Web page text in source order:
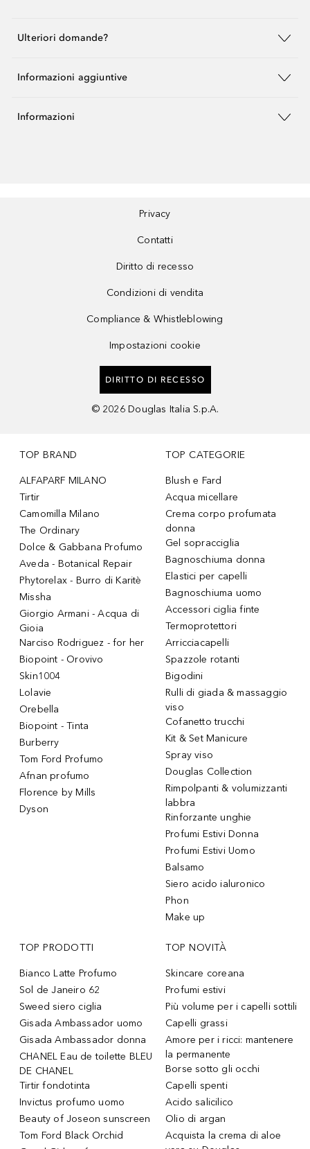
Ulteriori domande?
Informazioni aggiuntive
Informazioni
Privacy
Contatti
Diritto di recesso
Condizioni di vendita
Compliance & Whistleblowing
Impostazioni cookie
DIRITTO DI RECESSO
© 2026 Douglas Italia S.p.A.
TOP BRAND
ALFAPARF MILANO
Tirtir
Camomilla Milano
The Ordinary
Dolce & Gabbana Profumo
Aveda - Botanical Repair
Phytorelax - Burro di Karitè
Missha
Giorgio Armani - Acqua di
Gioia
Narciso Rodriguez - for her
Biopoint - Orovivo
Skin1004
Lolavie
Orebella
Biopoint - Tinta
Burberry
Tom Ford Profumo
Afnan profumo
Florence by Mills
Dyson
TOP CATEGORIE
Blush e Fard
Acqua micellare
Crema corpo profumata
donna
Gel sopracciglia
Bagnoschiuma donna
Elastici per capelli
Bagnoschiuma uomo
Accessori ciglia finte
Termoprotettori
Arricciacapelli
Spazzole rotanti
Bigodini
Rulli di giada & massaggio
viso
Cofanetto trucchi
Kit & Set Manicure
Spray viso
Douglas Collection
Rimpolpanti & volumizzanti
labbra
Rinforzante unghie
Profumi Estivi Donna
Profumi Estivi Uomo
Balsamo
Siero acido ialuronico
Phon
Make up
TOP PRODOTTI
Bianco Latte Profumo
Sol de Janeiro 62
Sweed siero ciglia
Gisada Ambassador uomo
Gisada Ambassador donna
CHANEL Eau de toilette BLEU
DE CHANEL
Tirtir fondotinta
Invictus profumo uomo
Beauty of Joseon sunscreen
Tom Ford Black Orchid
TOP NOVITÀ
Skincare coreana
Profumi estivi
Più volume per i capelli sottili
Capelli grassi
Amore per i ricci: mantenere
la permanente
Borse sotto gli occhi
Capelli spenti
Acido salicilico
Olio di argan
Acquista la crema di aloe